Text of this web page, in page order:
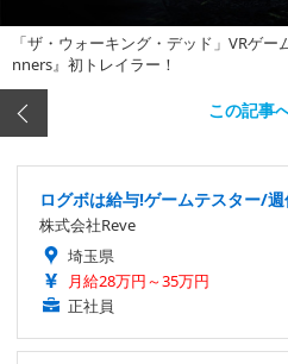
「ザ・ウォーキング・デッド」VRゲ
nners』初トレイラー！
この記事
ログボは給与!ゲームテスター/
株式会社Reve
埼玉県
月給28万円～35万円
正社員